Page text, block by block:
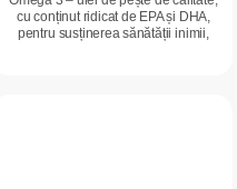
cu conținut ridicat de EPA și DHA,
pentru susținerea sănătății inimii,